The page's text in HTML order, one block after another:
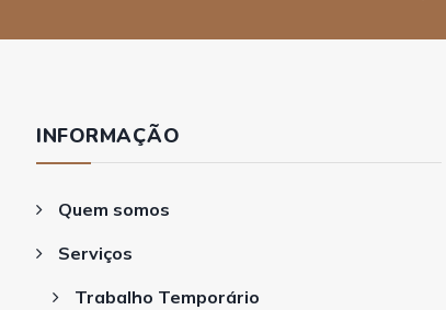
INFORMAÇÃO
Quem somos
Serviços
Trabalho Temporário